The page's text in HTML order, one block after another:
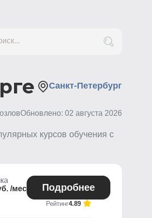
Санкт-Петербург
Обновлено: 02 августа 2026
курсов обучения с
/мес
Подробнее
Рейтинг4.89